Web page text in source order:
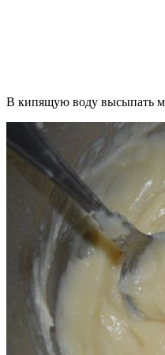
В кипящую воду высыпать